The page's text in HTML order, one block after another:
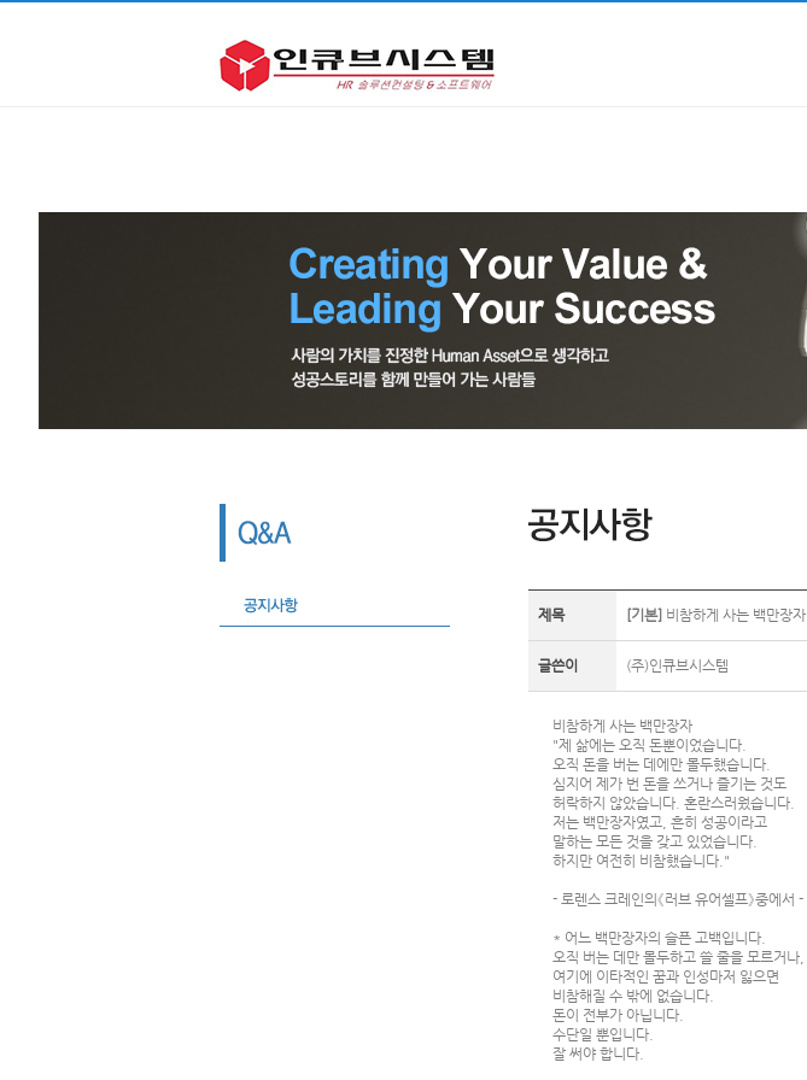
제목 [기본] 비참하게 사는 백만장자
글쓴이 (주)인큐브시스템
비참하게 사는 백만장자
"제 삶에는 오직 돈뿐이었습니다.
오직 돈을 버는 데에만 몰두했습니다.
심지어 제가 번 돈을 쓰거나 즐기는 것도
허락하지 않았습니다. 혼란스러웠습니다.
저는 백만장자였고, 흔히 성공이라고
말하는 모든 것을 갖고 있었습니다.
하지만 여전히 비참했습니다."
- 로렌스 크레인의《러브 유어셀프》중에서 -
* 어느 백만장자의 슬픈 고백입니다.
오직 버는 데만 몰두하고 쓸 줄을 모르거나,
여기에 이타적인 꿈과 인성마저 잃으면
비참해질 수 밖에 없습니다.
돈이 전부가 아닙니다.
수단일 뿐입니다.
잘 써야 합니다.